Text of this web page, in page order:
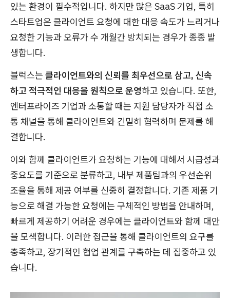
있는 환경이 필수적입니다. 하지만 많은 SaaS 기업, 특히
스타트업은 클라이언트 요청에 대한 대응 속도가 느리거나
요청한 기능과 오류가 수 개월간 방치되는 경우가 종종 발
생합니다.
블럭스는 클라이언트와의 신뢰를 최우선으로 삼고, 신속
하고 적극적인 대응을 원칙으로 운영하고 있습니다. 또한,
엔터프라이즈 기업과 소통할 때는 지원 담당자가 직접 소
통 채널을 통해 클라이언트와 긴밀히 협력하며 문제를 해
결합니다.
이와 함께 클라이언트가 요청하는 기능에 대해서 시급성과
중요도를 기준으로 분류하고, 내부 제품팀과의 우선순위
조율을 통해 제공 여부를 신중히 결정합니다. 기존 제품 기
능으로 해결 가능한 요청에는 구체적인 방법을 안내하며,
빠르게 제공하기 어려운 경우에는 클라이언트와 함께 대안
을 모색합니다. 이러한 접근을 통해 클라이언트의 요구를
충족하고, 장기적인 협업 관계를 구축하는 데 집중하고 있
습니다.